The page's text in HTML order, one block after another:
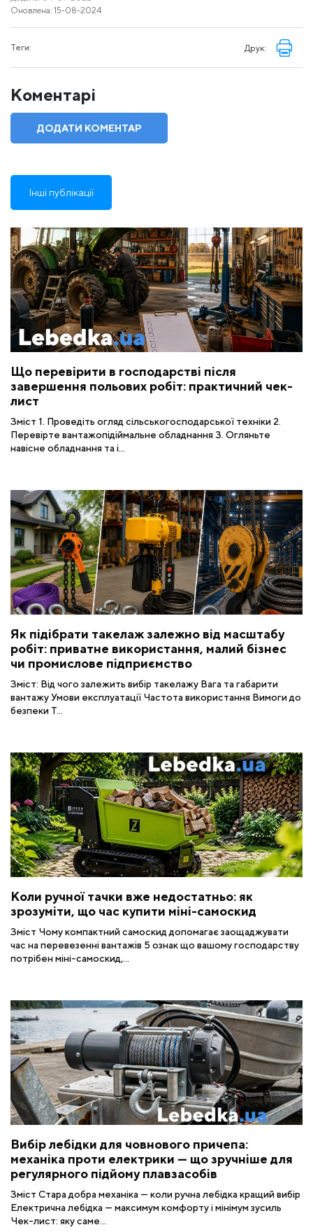
Оновлена: 15-08-2024
Теги: Друк:
Коментарі
ДОДАТИ КОМЕНТАР
Інші публікації
Що перевірити в господарстві після
завершення польових робіт: практичний чек-
лист
Зміст 1. Проведіть огляд сільськогосподарської техніки 2.
Перевірте вантажопідіймальне обладнання 3. Огляньте
навісне обладнання та і...
Як підібрати такелаж залежно від масштабу
робіт: приватне використання, малий бізнес
чи промислове підприємство
Зміст: Від чого залежить вибір такелажу Вага та габарити
вантажу Умови експлуатації Частота використання Вимоги до
безпеки Т...
Коли ручної тачки вже недостатньо: як
зрозуміти, що час купити міні-самоскид
Зміст Чому компактний самоскид допомагає заощаджувати
час на перевезенні вантажів 5 ознак що вашому господарству
потрібен міні-самоскид,...
Вибір лебідки для човнового причепа:
механіка проти електрики — що зручніше для
регулярного підйому плавзасобів
Зміст Стара добра механіка — коли ручна лебідка кращий вибір
Електрична лебідка — максимум комфорту і мінімум зусиль
Чек-лист: яку саме...